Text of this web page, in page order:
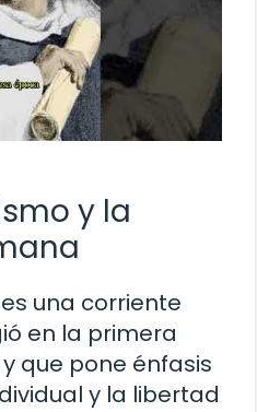
y la
una corriente
en la primera
que pone énfasis
y la libertad